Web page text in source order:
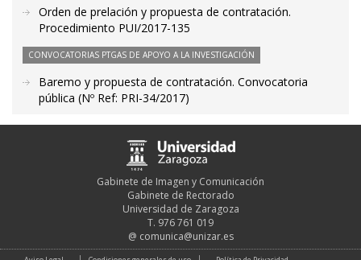
Orden de prelación y propuesta de contratación.
Procedimiento PUI/2017-135
CONVOCATORIAS PTGAS DE APOYO A LA INVESTIGACIÓN
Baremo y propuesta de contratación. Convocatoria
pública (Nº Ref: PRI-34/2017)
Gabinete de Imagen y Comunicación
Gabinete de Rectorado
Universidad de Zaragoza
T. 976 761 019
@ comunica@unizar.es